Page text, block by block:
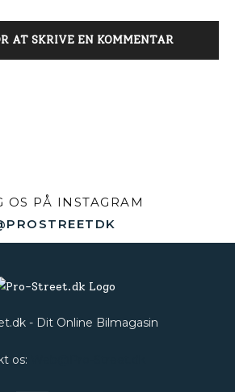
AT SKRIVE EN KOMMENTAR
OS PÅ INSTAGRAM
- Dit Online Bilmagasin
os: